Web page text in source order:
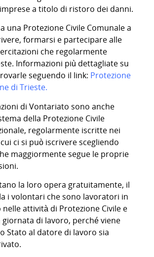
a titolo di ristoro dei danni.
una Protezione Civile Comunale a
formarsi e partecipare alle
che regolarmente
Informazioni più dettagliate su
seguendo il link: Protezione
di Trieste.
di Vontariato sono anche
della Protezione Civile
regolarmente iscritte nei
ci si può iscrivere scegliendo
maggiormente segue le proprie
la loro opera gratuitamente, il
i volontari che sono lavoratori in
nelle attività di Protezione Civile e
di lavoro, perché viene
Stato al datore di lavoro sia